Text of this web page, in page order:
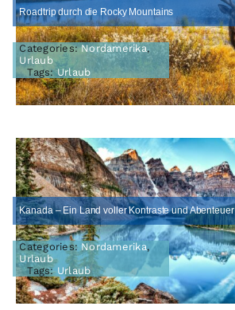
Roadtrip durch die Rocky Mountains
Categories:Nordamerika,
Urlaub
Tags:Urlaub
Kanada – Ein Land voller Kontraste und Abenteuer
Categories:Nordamerika,
Urlaub
Tags: Urlaub